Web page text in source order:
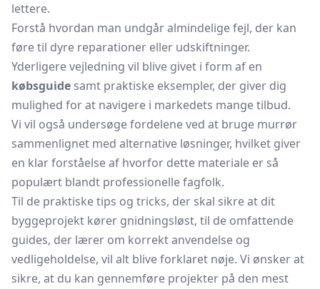
lettere.
Forstå hvordan man undgår almindelige fejl, der kan
føre til dyre reparationer eller udskiftninger.
Yderligere vejledning vil blive givet i form af en
købsguide samt praktiske eksempler, der giver dig
mulighed for at navigere i markedets mange tilbud.
Vi vil også undersøge fordelene ved at bruge murrør
sammenlignet med alternative løsninger, hvilket giver
en klar forståelse af hvorfor dette materiale er så
populært blandt professionelle fagfolk.
Til de praktiske tips og tricks, der skal sikre at dit
byggeprojekt kører gnidningsløst, til de omfattende
guides, der lærer om korrekt anvendelse og
vedligeholdelse, vil alt blive forklaret nøje. Vi ønsker at
sikre, at du kan gennemføre projekter på den mest